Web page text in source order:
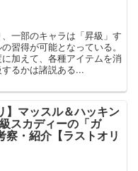
一部のキャラは「昇級」す
習得が可能となっている。
加えて、各種アイテムを消
るかは諸説ある...
】マッスル＆ハッキン
スカディーの「ガ
察・紹介【ラストオリ